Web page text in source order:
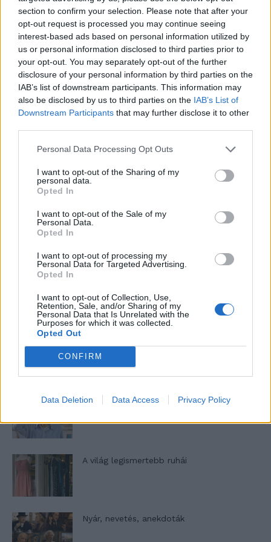
section to confirm your selection. Please note that after your
opt-out request is processed you may continue seeing
interest-based ads based on personal information utilized by
us or personal information disclosed to third parties prior to
your opt-out. You may separately opt-out of the further
disclosure of your personal information by third parties on the
IAB’s list of downstream participants. This information may
also be disclosed by us to third parties on the IAB’s List of
Downstream Participants that may further disclose it to other
Personal Data Processing Opt Outs
I want to opt-out of the Sharing of my
personal data.
Opted In
I want to opt-out of the Sale of my
Personal Data.
Opted In
I want to opt-out of processing my
Personal Data for Targeted Advertising.
Opted In
I want to opt-out of Collection, Use,
Retention, Sale, and/or Sharing of my
Personal Data that Is Unrelated with the
Purposes for which it was collected.
Opted Out
CONFIRM
Data Deletion Data Access Privacy Policy
jelképe
Minka 12. rész
Minka 11. rész
T. szereti a fiatal lányokat 14. rész
Pedig szóltam… – Miért nem hiszünk a
gyűjteménye
Elyna Robbs: Adéle és az örökölt árnyak
13. rész
Woody Allen megosztó zsenialitása
A világ legismertebb ruhái
Nyár, nevetés, anekdoták